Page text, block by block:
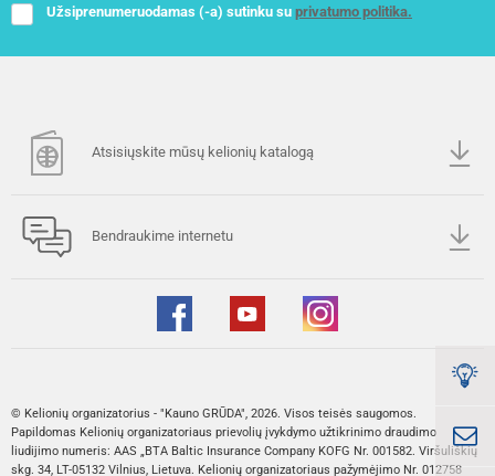
Užsiprenumeruodamas (-a) sutinku su privatumo politika.
Atsisiųskite mūsų kelionių katalogą
Bendraukime internetu
© Kelionių organizatorius - "Kauno GRŪDA", 2026. Visos teisės saugomos.
Papildomas Kelionių organizatoriaus prievolių įvykdymo užtikrinimo draudimo
liudijimo numeris: AAS „BTA Baltic Insurance Company KOFG Nr. 001582. Viršuliškių
skg. 34, LT-05132 Vilnius, Lietuva. Kelionių organizatoriaus pažymėjimo Nr. 012758